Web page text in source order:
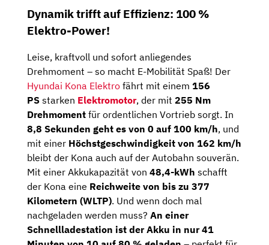
Dynamik trifft auf Effizienz: 100 %
Elektro-Power!
Leise, kraftvoll und sofort anliegendes
Drehmoment – so macht E-Mobilität Spaß! Der
Hyundai Kona Elektro fährt mit einem 156
PS starken Elektromotor, der mit 255 Nm
Drehmoment für ordentlichen Vortrieb sorgt. In
8,8 Sekunden geht es von 0 auf 100 km/h, und
mit einer Höchstgeschwindigkeit von 162 km/h
bleibt der Kona auch auf der Autobahn souverän.
Mit einer Akkukapazität von 48,4-kWh schafft
der Kona eine Reichweite von bis zu 377
Kilometern (WLTP). Und wenn doch mal
nachgeladen werden muss? An einer
Schnellladestation ist der Akku in nur 41